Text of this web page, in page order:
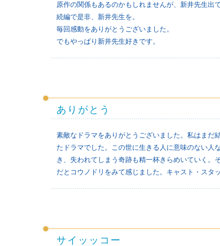
原作の関係もあるのかもしれませんが、新井先生出
続編で是非、新井先生を。
毎回感動をありがとうございました。
でもやっぱり新井先生好きです。
ありがとう
素敵なドラマをありがとうございました。私はまだ
たドラマでした。この世に生きる人に意味のない人
き、失われてしまう奇跡も精一杯きらめいていく
だとコウノドリをみて感じました。キャスト・スタ
サイッッコー